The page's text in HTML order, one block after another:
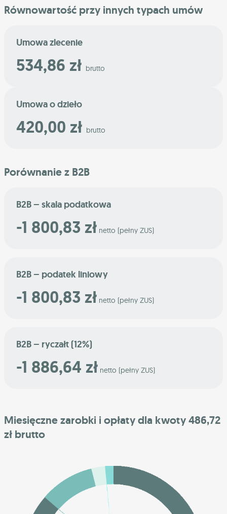
Równowartość przy innych typach umów
Umowa zlecenie
534,86 zł brutto
Umowa o dzieło
420,00 zł brutto
Porównanie z B2B
B2B – skala podatkowa
-1 800,83 zł netto (pełny ZUS)
B2B – podatek liniowy
-1 800,83 zł netto (pełny ZUS)
B2B – ryczałt (12%)
-1 886,64 zł netto (pełny ZUS)
Miesięczne zarobki i opłaty dla kwoty 486,72
zł brutto